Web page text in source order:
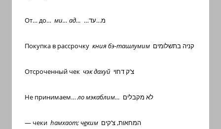
От… до… ми… ад… …מ…עד
Покупка в рассрочку кния бэ-ташлумим קניה בתשלומים
Отсроченный чек чэк дахуй צ’ק דחוי
Не принимаем…ло мэкаблим… לא מקבלים
— чеки hамхаот; чеким המחאות, צ’קים